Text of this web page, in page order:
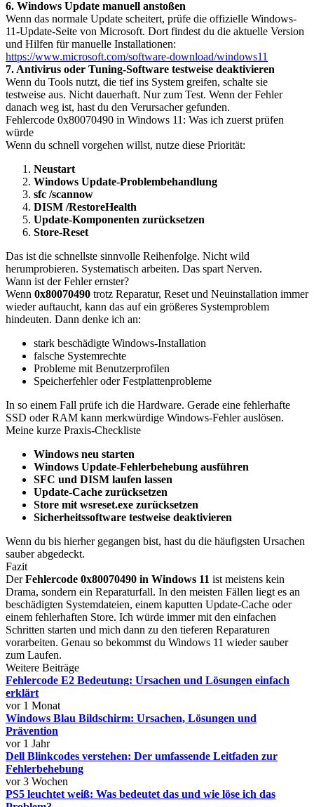
6. Windows Update manuell anstoßen
Wenn das normale Update scheitert, prüfe die offizielle Windows-
11-Update-Seite von Microsoft. Dort findest du die aktuelle Version
und Hilfen für manuelle Installationen:
https://www.microsoft.com/software-download/windows11
7. Antivirus oder Tuning-Software testweise deaktivieren
Wenn du Tools nutzt, die tief ins System greifen, schalte sie
testweise aus. Nicht dauerhaft. Nur zum Test. Wenn der Fehler
danach weg ist, hast du den Verursacher gefunden.
Fehlercode 0x80070490 in Windows 11: Was ich zuerst prüfen
würde
Wenn du schnell vorgehen willst, nutze diese Priorität:
Neustart
Windows Update-Problembehandlung
sfc /scannow
DISM /RestoreHealth
Update-Komponenten zurücksetzen
Store-Reset
Das ist die schnellste sinnvolle Reihenfolge. Nicht wild
herumprobieren. Systematisch arbeiten. Das spart Nerven.
Wann ist der Fehler ernster?
Wenn 0x80070490 trotz Reparatur, Reset und Neuinstallation immer
wieder auftaucht, kann das auf ein größeres Systemproblem
hindeuten. Dann denke ich an:
stark beschädigte Windows-Installation
falsche Systemrechte
Probleme mit Benutzerprofilen
Speicherfehler oder Festplattenprobleme
In so einem Fall prüfe ich die Hardware. Gerade eine fehlerhafte
SSD oder RAM kann merkwürdige Windows-Fehler auslösen.
Meine kurze Praxis-Checkliste
Windows neu starten
Windows Update-Fehlerbehebung ausführen
SFC und DISM laufen lassen
Update-Cache zurücksetzen
Store mit wsreset.exe zurücksetzen
Sicherheitssoftware testweise deaktivieren
Wenn du bis hierher gegangen bist, hast du die häufigsten Ursachen
sauber abgedeckt.
Fazit
DerFehlercode 0x80070490 in Windows 11 ist meistens kein
Drama, sondern ein Reparaturfall. In den meisten Fällen liegt es an
beschädigten Systemdateien, einem kaputten Update-Cache oder
einem fehlerhaften Store. Ich würde immer mit den einfachen
Schritten starten und mich dann zu den tieferen Reparaturen
vorarbeiten. Genau so bekommst du Windows 11 wieder sauber
zum Laufen.
Weitere Beiträge
Fehlercode E2 Bedeutung: Ursachen und Lösungen einfach
erklärt
vor 1 Monat
Windows Blau Bildschirm: Ursachen, Lösungen und
Prävention
vor 1 Jahr
Dell Blinkcodes verstehen: Der umfassende Leitfaden zur
Fehlerbehebung
vor 3 Wochen
PS5 leuchtet weiß: Was bedeutet das und wie löse ich das